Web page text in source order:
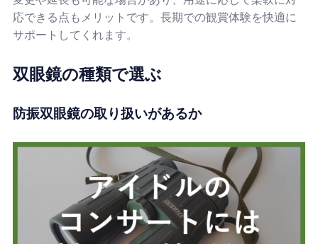
応できる点もメリットです。長期での観賞体験を快適に
サポートしてくれます。
双眼鏡の種類で選ぶ
防振双眼鏡の取り扱いがあるか